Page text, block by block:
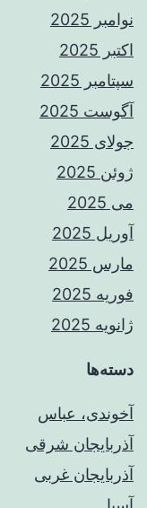
نوامبر 2025
اکتبر 2025
سپتامبر 2025
آگوست 2025
جولای 2025
ژوئن 2025
می 2025
آوریل 2025
مارس 2025
فوریه 2025
ژانویه 2025
دسته‌ها
آخوندی، عباس
آذربایجان شرقی
آذربایجان غربی